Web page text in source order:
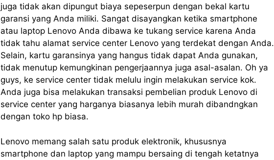
juga tidak akan dipungut biaya sepeserpun dengan bekal kartu
garansi yang Anda miliki. Sangat disayangkan ketika smartphone
atau laptop Lenovo Anda dibawa ke tukang service karena Anda
tidak tahu alamat service center Lenovo yang terdekat dengan Anda.
Selain, kartu garansinya yang hangus tidak dapat Anda gunakan,
tidak menutup kemungkinan pengerjaannya juga asal-asalan. Oh ya
guys, ke service center tidak melulu ingin melakukan service kok.
Anda juga bisa melakukan transaksi pembelian produk Lenovo di
service center yang harganya biasanya lebih murah dibandngkan
dengan toko hp biasa.
Lenovo memang salah satu produk elektronik, khususnya
smartphone dan laptop yang mampu bersaing di tengah ketatnya